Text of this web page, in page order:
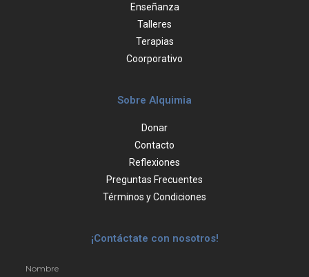
Enseñanza
Talleres
Terapias
Coorporativo
Sobre Alquimia
Donar
Contacto
Reflexiones
Preguntas Frecuentes
Términos y Condiciones
¡Contáctate con nosotros!